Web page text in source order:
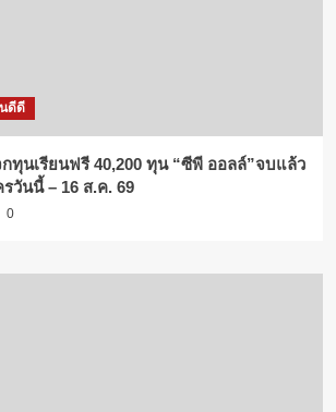
ดีดี
ทุนเรียนฟรี 40,200 ทุน “ซีพี ออลล์”จบแล้ว
วันนี้ – 16 ส.ค. 69
0